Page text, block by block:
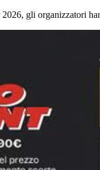
gli organizzatori